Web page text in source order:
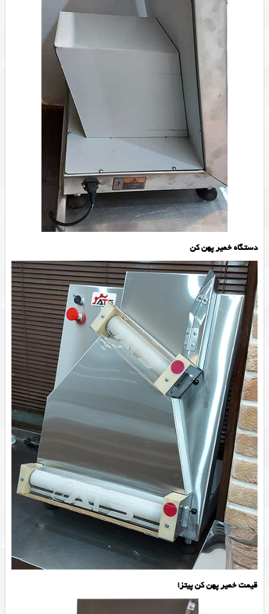
دستگاه خمیر پهن کن
قیمت خمیر پهن کن پیتزا